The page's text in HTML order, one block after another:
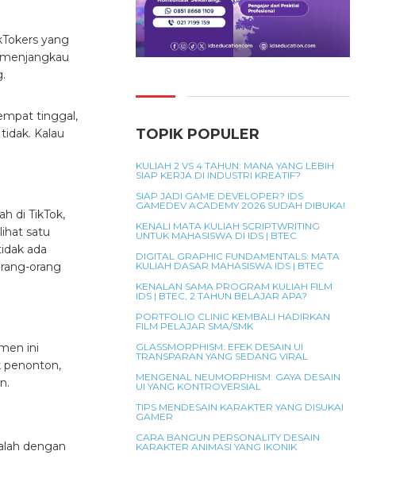
yang
tinggal,
Kalau
di TikTok,
satu
ada
orang
ini
penonton,
dengan
TOPIK POPULER
KULIAH 2 VS 4 TAHUN: MANA YANG LEBIH
SIAP KERJA DI INDUSTRI KREATIF?
SIAP JADI GAME DEVELOPER? IDS
GAMEDEV ACADEMY 2026 SUDAH DIBUKA!
KENALI MATA KULIAH SCRIPTWRITING
UNTUK MAHASISWA DI IDS | BTEC
DIGITAL GRAPHIC FUNDAMENTALS: MATA
KULIAH DASAR MAHASISWA IDS | BTEC
KENALAN SAMA PROGRAM KULIAH FILM
IDS | BTEC, 2 TAHUN BELAJAR APA?
PORTFOLIO CLINIC KEMBALI HADIRKAN
FILM PELAJAR SMA/SMK
GLASSMORPHISM: EFEK DESAIN UI
TRANSPARAN YANG SEDANG VIRAL
MENGENAL NEUMORPHISM: GAYA DESAIN
UI YANG KONTROVERSIAL
TIPS MENDESAIN KARAKTER YANG DISUKAI
GAMER
CARA BANGUN PERSONALITY DESAIN
KARAKTER ANIMASI YANG IKONIK